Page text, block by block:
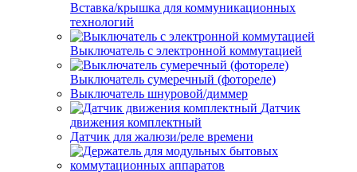
Вставка/крышка для коммуникационных
технологий
Выключатель с электронной коммутацией
Выключатель сумеречный (фотореле)
Выключатель шнуровой/диммер
Датчик
движения комплектный
Датчик для жалюзи/реле времени